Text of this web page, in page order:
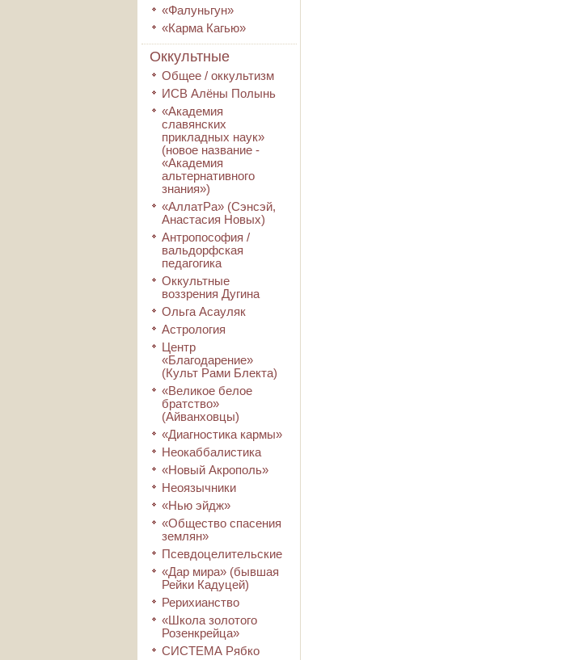
«Фалуньгун»
«Карма Кагью»
Оккультные
Общее / оккультизм
ИСВ Алёны Полынь
«Академия
славянских
прикладных наук»
(новое название -
«Академия
альтернативного
знания»)
«АллатРа» (Сэнсэй,
Анастасия Новых)
Антропософия /
вальдорфская
педагогика
Оккультные
воззрения Дугина
Ольга Асауляк
Астрология
Центр
«Благодарение»
(Культ Рами Блекта)
«Великое белое
братство»
(Айванховцы)
«Диагностика кармы»
Неокаббалистика
«Новый Акрополь»
Неоязычники
«Нью эйдж»
«Общество спасения
землян»
Псевдоцелительские
«Дар мира» (бывшая
Рейки Кадуцей)
Рерихианство
«Школа золотого
Розенкрейца»
СИСТЕМА Рябко